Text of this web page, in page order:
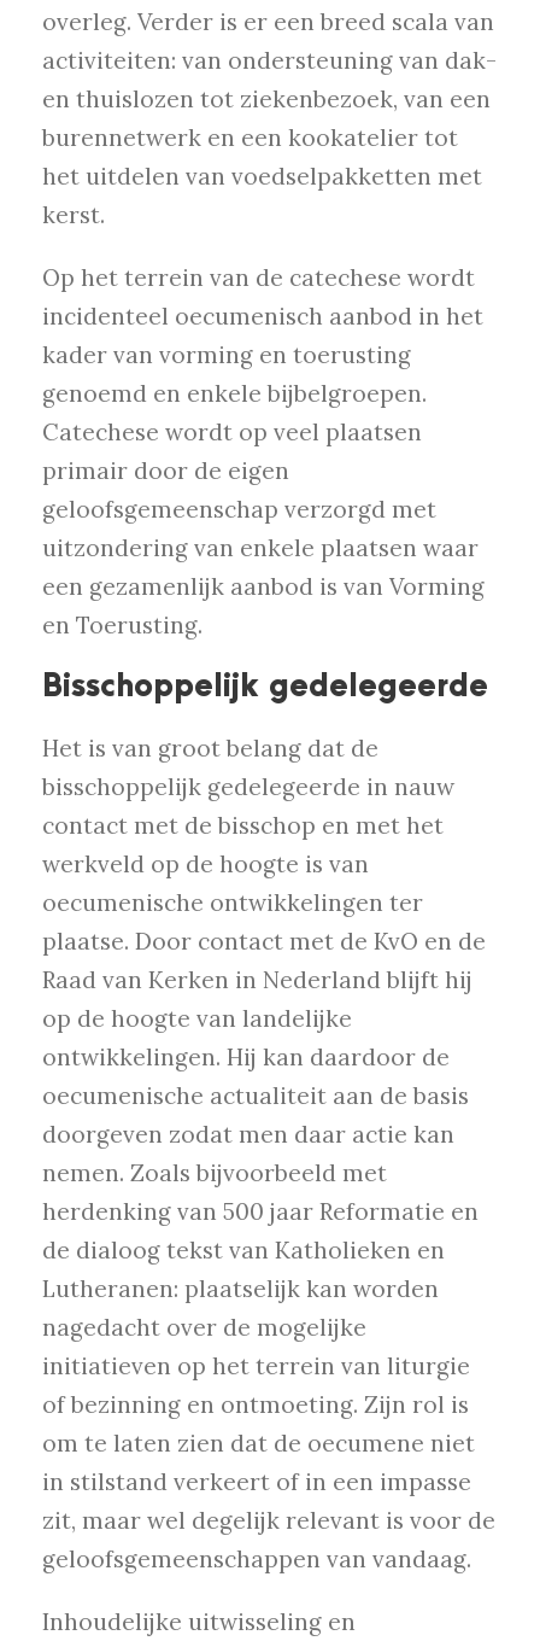
overleg. Verder is er een breed scala van
activiteiten: van ondersteuning van dak-
en thuislozen tot ziekenbezoek, van een
burennetwerk en een kookatelier tot
het uitdelen van voedselpakketten met
kerst.
Op het terrein van de catechese wordt
incidenteel oecumenisch aanbod in het
kader van vorming en toerusting
genoemd en enkele bijbelgroepen.
Catechese wordt op veel plaatsen
primair door de eigen
geloofsgemeenschap verzorgd met
uitzondering van enkele plaatsen waar
een gezamenlijk aanbod is van Vorming
en Toerusting.
Bisschoppelijk gedelegeerde
Het is van groot belang dat de
bisschoppelijk gedelegeerde in nauw
contact met de bisschop en met het
werkveld op de hoogte is van
oecumenische ontwikkelingen ter
plaatse. Door contact met de KvO en de
Raad van Kerken in Nederland blijft hij
op de hoogte van landelijke
ontwikkelingen. Hij kan daardoor de
oecumenische actualiteit aan de basis
doorgeven zodat men daar actie kan
nemen. Zoals bijvoorbeeld met
herdenking van 500 jaar Reformatie en
de dialoog tekst van Katholieken en
Lutheranen: plaatselijk kan worden
nagedacht over de mogelijke
initiatieven op het terrein van liturgie
of bezinning en ontmoeting. Zijn rol is
om te laten zien dat de oecumene niet
in stilstand verkeert of in een impasse
zit, maar wel degelijk relevant is voor de
geloofsgemeenschappen van vandaag.
Inhoudelijke uitwisseling en